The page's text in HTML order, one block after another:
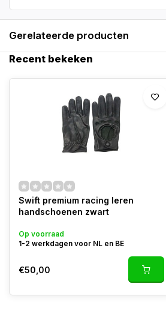
Gerelateerde producten
Recent bekeken
Swift premium racing leren
handschoenen zwart
Op voorraad
1-2 werkdagen voor NL en BE
€50,00